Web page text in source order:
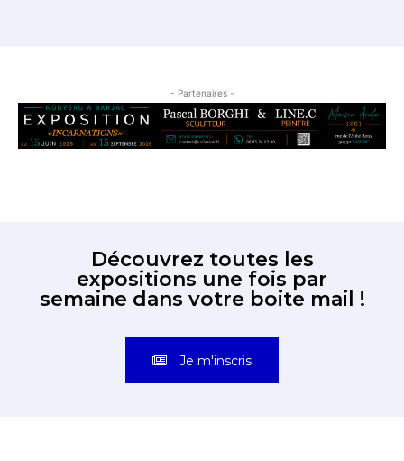
- Partenaires -
Découvrez toutes les
expositions une fois par
semaine dans votre boite mail !
Je m'inscris